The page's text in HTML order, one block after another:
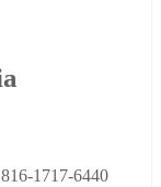
1717-6440